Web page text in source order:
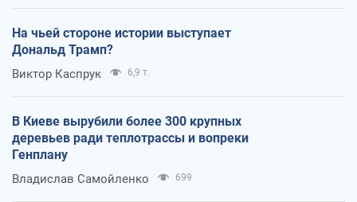
На чьей стороне истории выступает
Дональд Трамп?
Виктор Каспрук 6,9 т.
В Киеве вырубили более 300 крупных
деревьев ради теплотрассы и вопреки
Генплану
Владислав Самойленко 699